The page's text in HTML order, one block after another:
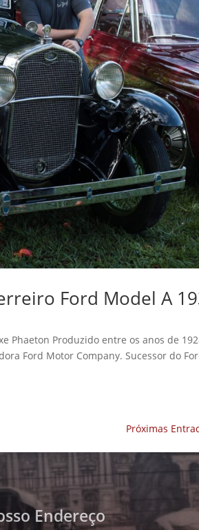
Ford Model A
Phaeton Produzido entre os anos de
Ford Motor Company. Sucessor do
Próximas
Endereço